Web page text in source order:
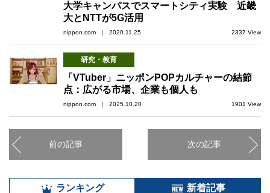
大学キャンパスでスマートシティ実験 近畿
大とNTTが5G活用
nippon.com ｜ 2020.11.25 2337 View
研究・教育
「VTuber」ニッポンPOPカルチャーの結節
点：広がる市場、企業も個人も
nippon.com ｜ 2025.10.20 1901 View
前の記事 次の記事
ランキング 新着記事